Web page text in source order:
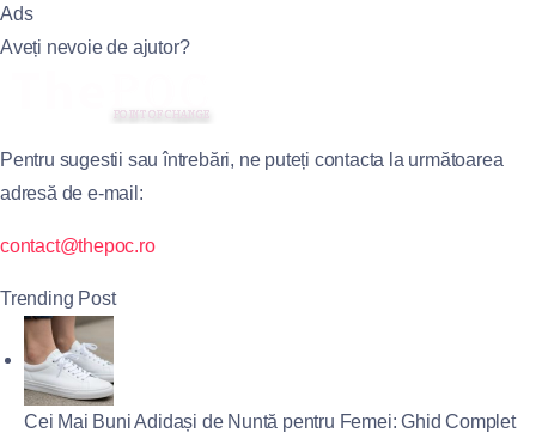
Ads
Aveți nevoie de ajutor?
Pentru sugestii sau întrebări, ne puteți contacta la următoarea
adresă de e-mail:
contact@thepoc.ro
Trending Post
Cei Mai Buni Adidași de Nuntă pentru Femei: Ghid Complet